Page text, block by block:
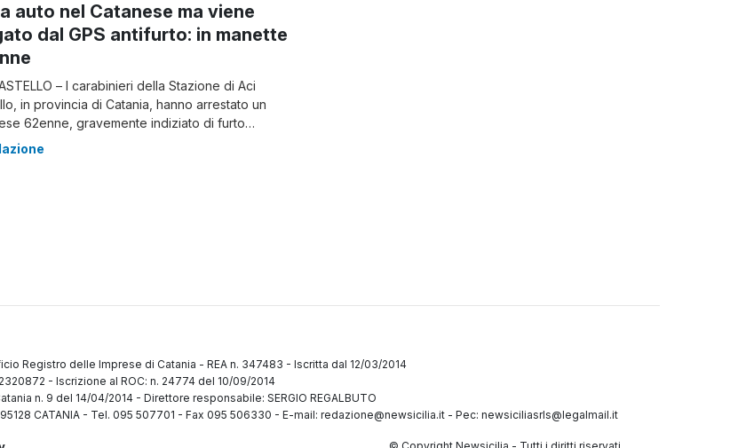
auto nel Catanese ma viene
dal GPS antifurto: in manette
– I carabinieri della Stazione di Aci
in provincia di Catania, hanno arrestato un
62enne, gravemente indiziato di furto
ed evasione. Intorno alle 17 la pattuglia della
Registro delle Imprese di Catania - REA n. 347483 - Iscritta dal 12/03/2014
- Iscrizione al ROC: n. 24774 del 10/09/2014
n. 9 del 14/04/2014 - Direttore responsabile: SERGIO REGALBUTO
95128 CATANIA - Tel. 095 507701 - Fax 095 506330 - E-mail: redazione@newsicilia.it - Pec: newsiciliasrls@legalmail.it